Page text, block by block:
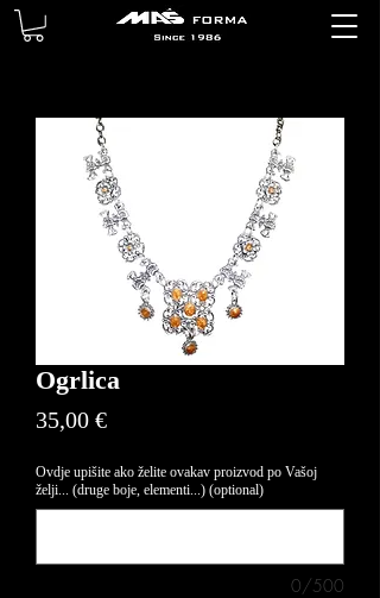
Ogrlica
35,00 €Price
Ovdje upišite ako želite ovakav proizvod po Vašoj
želji... (druge boje, elementi...) (optional)
0/500